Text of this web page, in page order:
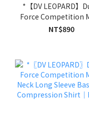
*【DV LEOPARD】
Force Competition
Neck Half Sleeve
NT$890